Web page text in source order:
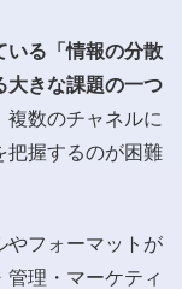
いる「情報の分散
大きな課題の一つ
複数のチャネルに
把握するのが困難
やフォーマットが
理・マーケティ